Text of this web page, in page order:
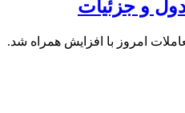
و جزئیات
امروز با افزایش همراه شد.